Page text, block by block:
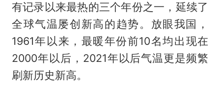
有记录以来最热的三个年份之一，延续了
全球气温屡创新高的趋势。放眼我国，
1961年以来，最暖年份前10名均出现在
2000年以后，2021年以后气温更是频繁
刷新历史新高。